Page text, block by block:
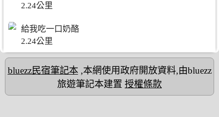
2.24公里
給我吃一口奶酪
2.24公里
bluezz民宿筆記本,本網使用政府開放資料,由bluezz
旅遊筆記本建置 授權條款